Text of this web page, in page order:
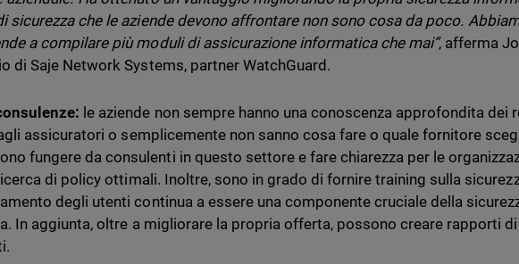
sicurezza che le aziende devono affrontare non sono cosa da poco.
a compilare più moduli di assicurazione informatica che mai”, afferma
di Saje Network Systems, partner WatchGuard.
le aziende non sempre hanno una conoscenza approfondita dei
assicuratori o semplicemente non sanno cosa fare o quale fornitore
fungere da consulenti in questo settore e fare chiarezza per le
di policy ottimali. Inoltre, sono in grado di fornire training sulla
degli utenti continua a essere una componente cruciale della
In aggiunta, oltre a migliorare la propria offerta, possono creare rapporti